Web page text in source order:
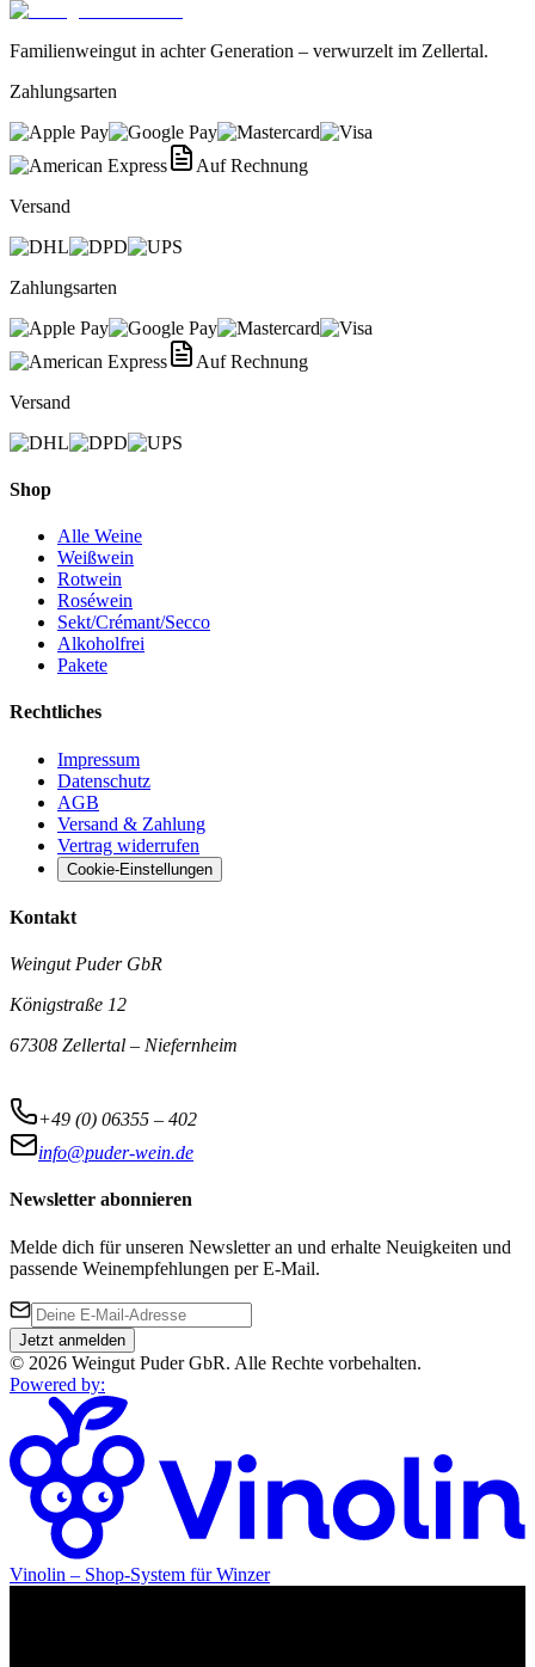
Familienweingut in achter Generation – verwurzelt im Zellertal.
Zahlungsarten
Auf Rechnung
Versand
Zahlungsarten
Auf Rechnung
Versand
Shop
Alle Weine
Weißwein
Rotwein
Roséwein
Sekt/Crémant/Secco
Alkoholfrei
Pakete
Rechtliches
Impressum
Datenschutz
AGB
Versand & Zahlung
Vertrag widerrufen
Cookie-Einstellungen
Kontakt
Weingut Puder GbR
Königstraße 12
67308 Zellertal – Niefernheim
+49 (0) 06355 – 402
info@puder-wein.de
Newsletter abonnieren
Melde dich für unseren Newsletter an und erhalte Neuigkeiten und
passende Weinempfehlungen per E-Mail.
Jetzt anmelden
© 2026 Weingut Puder GbR. Alle Rechte vorbehalten.
Powered by:
Vinolin – Shop-System für Winzer